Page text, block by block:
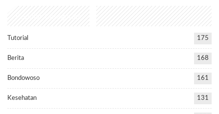
Popular Categories
Tutorial 175
Berita 168
Bondowoso 161
Kesehatan 131